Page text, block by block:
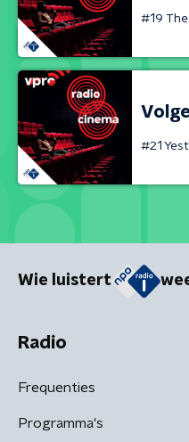
#19
#21
Wie luistert
Radio
Frequenties
Programma's